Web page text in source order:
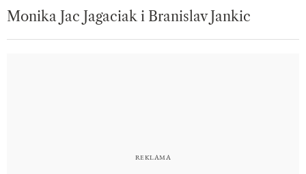
Monika Jac Jagaciak i Branislav Jankic